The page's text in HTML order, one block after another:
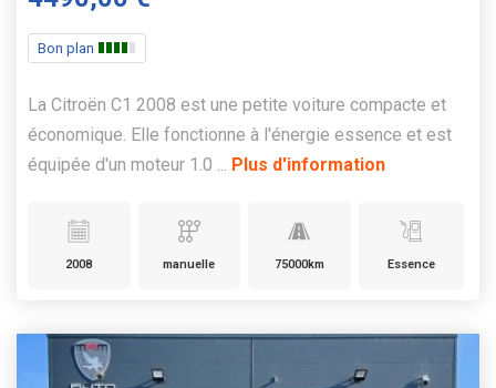
Bon plan
La Citroën C1 2008 est une petite voiture compacte et
économique. Elle fonctionne à l'énergie essence et est
équipée d'un moteur 1.0 ... Plus d'information
2008 manuelle 75000km Essence